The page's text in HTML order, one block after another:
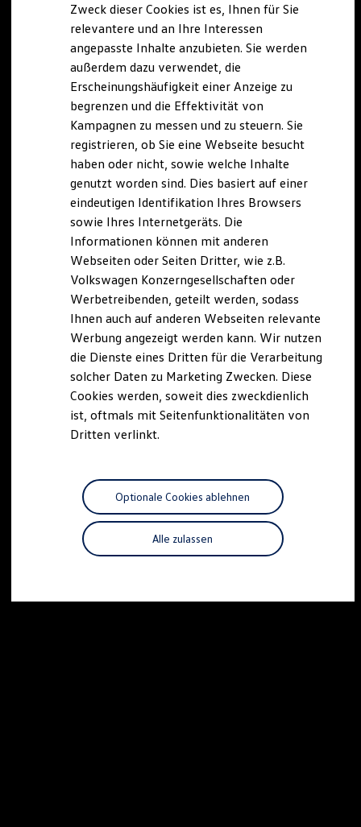
Kaufoptionen
E-Auto-Förderung
Software und Konnektivität
Die ID. Software 6
ID. Software Versionen und Updates
Digitale Extras
Schnittstellen zu Ihrem ID.
Hybridautos
Marke und Erlebnis
Volkswagen R und R Experience
R-Modelle
R Experience
Driving Experience
Volkswagen entdecken
Werkbesichtigung
Lifestyle Shop
T-Roc Kollektion
Golf Kollektion
ID. Kollektion
Volkswagen Kollektion
R-Kollektion
GTI Kollektion
Fußball Drop
we drive football
#wedriveproud
Besitzer und Service
Software Updates
Service und Ersatzteile
Motorenöl und Flüssigkeiten
Räder und Reifen
Pannen- und Unfallhilfe
Economy Service
Volkswagen Teile
Zubehör
Zweck dieser Cookies ist es, Ihnen für Sie
relevantere und an Ihre Interessen
angepasste Inhalte anzubieten. Sie werden
außerdem dazu verwendet, die
Erscheinungshäufigkeit einer Anzeige zu
begrenzen und die Effektivität von
Kampagnen zu messen und zu steuern. Sie
registrieren, ob Sie eine Webseite besucht
haben oder nicht, sowie welche Inhalte
genutzt worden sind. Dies basiert auf einer
eindeutigen Identifikation Ihres Browsers
sowie Ihres Internetgeräts. Die
Informationen können mit anderen
Webseiten oder Seiten Dritter, wie z.B.
Volkswagen Konzerngesellschaften oder
Werbetreibenden, geteilt werden, sodass
Ihnen auch auf anderen Webseiten relevante
Werbung angezeigt werden kann. Wir nutzen
die Dienste eines Dritten für die Verarbeitung
solcher Daten zu Marketing Zwecken. Diese
Cookies werden, soweit dies zweckdienlich
ist, oftmals mit Seitenfunktionalitäten von
Dritten verlinkt.
Alle zulassen
Optionale Cookies ablehnen